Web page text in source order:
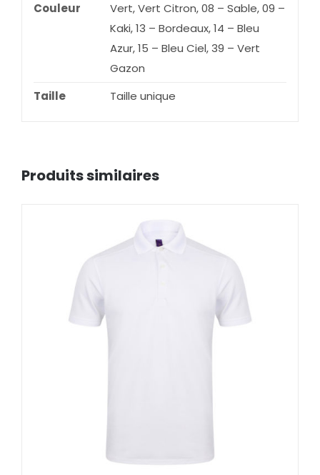
Couleur
Vert, Vert Citron, 08 – Sable, 09 –
Kaki, 13 – Bordeaux, 14 – Bleu
Azur, 15 – Bleu Ciel, 39 – Vert
Gazon
Taille
Taille unique
Produits similaires